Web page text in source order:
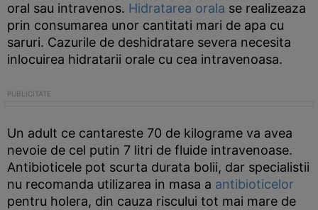
oral sau intravenos. Hidratarea orala se realizeaza
prin consumarea unor cantitati mari de apa cu
saruri. Cazurile de deshidratare severa necesita
inlocuirea hidratarii orale cu cea intravenoasa.
Un adult ce cantareste 70 de kilograme va avea
nevoie de cel putin 7 litri de fluide intravenoase.
Antibioticele pot scurta durata bolii, dar specialistii
nu recomanda utilizarea in masa a antibioticelor
pentru holera, din cauza riscului tot mai mare de